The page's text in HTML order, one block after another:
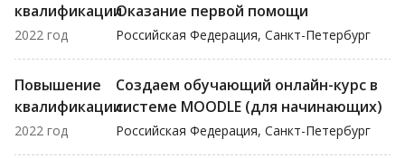
квалификации
2022 год
Оказание первой помощи
Российская Федерация, Санкт-Петербург
Повышение
квалификации
2022 год
Создаем обучающий онлайн-курс в
системе MOODLE (для начинающих)
Российская Федерация, Санкт-Петербург